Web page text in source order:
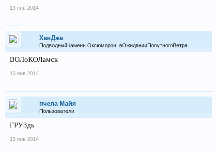
13 янв 2014
ХанДжа
ПодводныйКамень Оксюморон, вОжиданииПопутногоВетра
ВОЛоКОЛамск
13 янв 2014
пчела Майя
Пользователи
ГРУЗдь
13 янв 2014